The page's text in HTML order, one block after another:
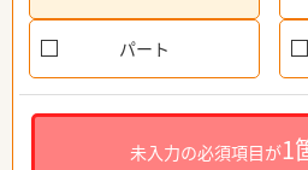
パート
未入力の必須項目が1